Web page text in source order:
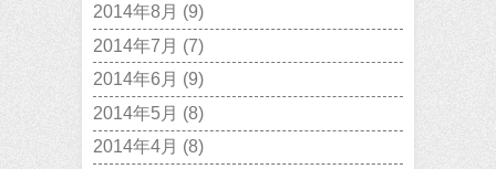
2014年8月 (9)
2014年7月 (7)
2014年6月 (9)
2014年5月 (8)
2014年4月 (8)